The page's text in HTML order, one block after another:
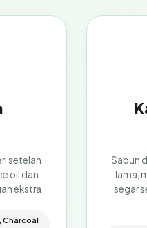
setelah
oil dan
ekstra.
Charcoal
Sabun
lama,
segar